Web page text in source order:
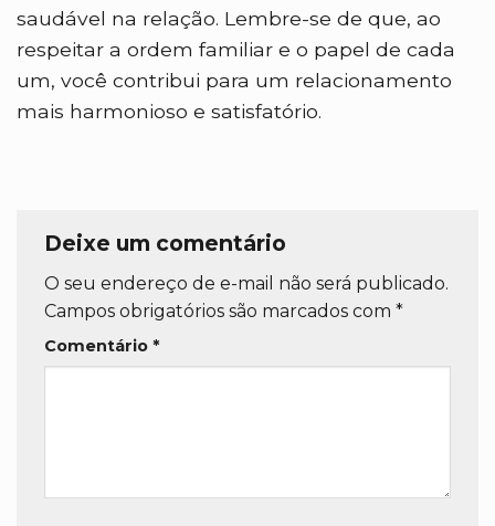
saudável na relação. Lembre-se de que, ao
respeitar a ordem familiar e o papel de cada
um, você contribui para um relacionamento
mais harmonioso e satisfatório.
Deixe um comentário
O seu endereço de e-mail não será publicado.
Campos obrigatórios são marcados com *
Comentário *